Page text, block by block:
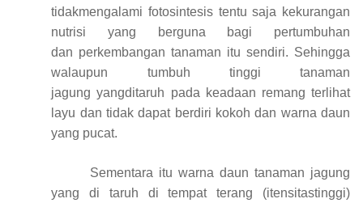
tidakmengalami fotosintesis tentu saja kekurangan
nutrisi yang berguna bagi pertumbuhan
dan perkembangan tanaman itu sendiri. Sehingga
walaupun tumbuh tinggi tanaman
jagung yangditaruh pada keadaan remang terlihat
layu dan tidak dapat berdiri kokoh dan warna daun
yang pucat.
Sementara ituwarna daun tanaman jagung
yang di taruh di tempat terang (itensitastinggi)